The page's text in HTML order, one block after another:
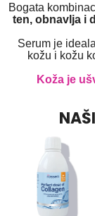
Bogata
ten, obnavlja i
Serum je
kožu i kožu
Koža je